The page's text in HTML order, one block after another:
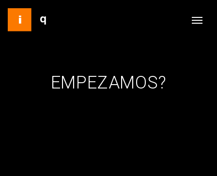
EMPEZAMOS?